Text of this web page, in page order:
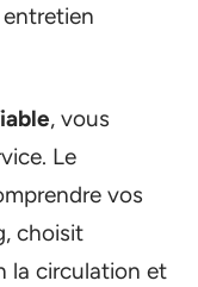
, vous
Le
vos
choisit
la circulation et